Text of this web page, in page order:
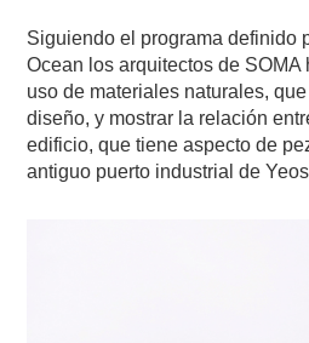
Siguiendo el programa definido
Ocean los arquitectos de SOMA
uso de materiales naturales,
diseño, y mostrar la relación
edificio, que tiene aspecto de
antiguo puerto industrial de